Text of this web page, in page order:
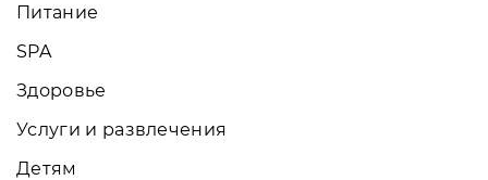
Питание
SPA
Здоровье
Услуги и развлечения
Детям